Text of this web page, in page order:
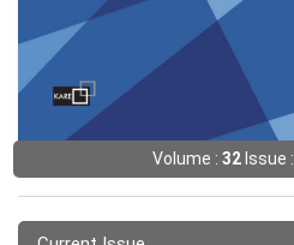
Volume : 32Issue :